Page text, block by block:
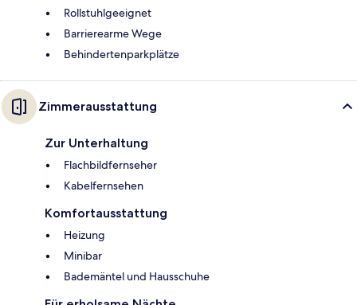
Rollstuhlgeeignet
Barrierearme Wege
Behindertenparkplätze
Zimmerausstattung
Zur Unterhaltung
Flachbildfernseher
Kabelfernsehen
Komfortausstattung
Heizung
Minibar
Bademäntel und Hausschuhe